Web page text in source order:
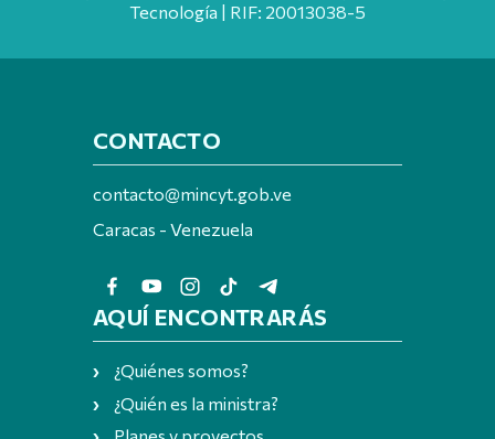
Tecnología | RIF: 20013038-5
CONTACTO
contacto@mincyt.gob.ve
Caracas - Venezuela
AQUÍ ENCONTRARÁS
¿Quiénes somos?
¿Quién es la ministra?